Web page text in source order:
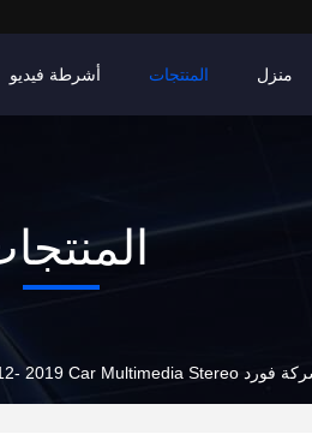
منزل المنتجات أشرطة فيديو